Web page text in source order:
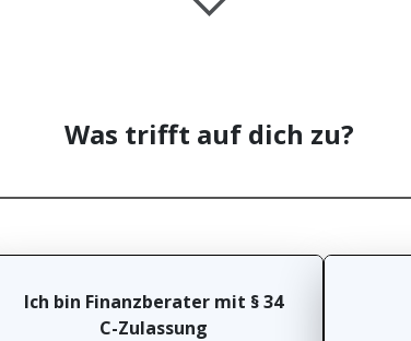
Was trifft auf dich zu?
Ich bin Finanzberater mit § 34
C-Zulassung